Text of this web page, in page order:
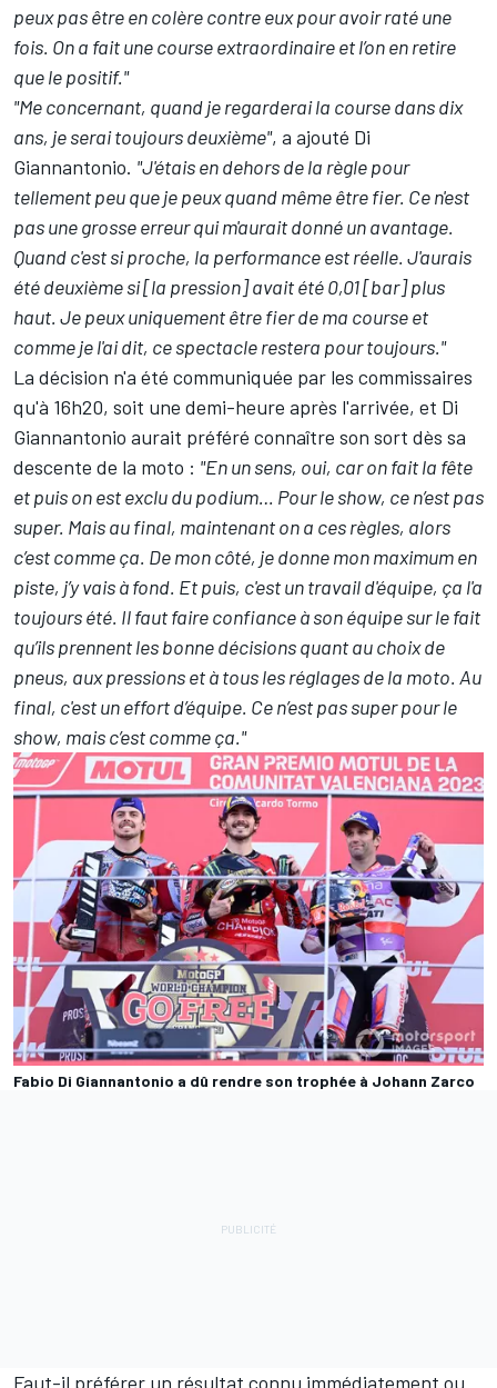
peux pas être en colère contre eux pour avoir raté une
fois. On a fait une course extraordinaire et l’on en retire
que le positif."
"Me concernant, quand je regarderai la course dans dix
ans, je serai toujours deuxième", a ajouté Di
Giannantonio. "J'étais en dehors de la règle pour
tellement peu que je peux quand même être fier. Ce n'est
pas une grosse erreur qui m'aurait donné un avantage.
Quand c'est si proche, la performance est réelle. J'aurais
été deuxième si [la pression] avait été 0,01 [bar] plus
haut. Je peux uniquement être fier de ma course et
comme je l'ai dit, ce spectacle restera pour toujours."
La décision n'a été communiquée par les commissaires
qu'à 16h20, soit une demi-heure après l'arrivée, et Di
Giannantonio aurait préféré connaître son sort dès sa
descente de la moto : "En un sens, oui, car on fait la fête
et puis on est exclu du podium… Pour le show, ce n’est pas
super. Mais au final, maintenant on a ces règles, alors
c’est comme ça. De mon côté, je donne mon maximum en
piste, j’y vais à fond. Et puis, c'est un travail d'équipe, ça l'a
toujours été. Il faut faire confiance à son équipe sur le fait
qu’ils prennent les bonne décisions quant au choix de
pneus, aux pressions et à tous les réglages de la moto. Au
final, c'est un effort d’équipe. Ce n’est pas super pour le
show, mais c’est comme ça."
Fabio Di Giannantonio a dû rendre son trophée à Johann Zarco
Faut-il préférer un résultat connu immédiatement ou